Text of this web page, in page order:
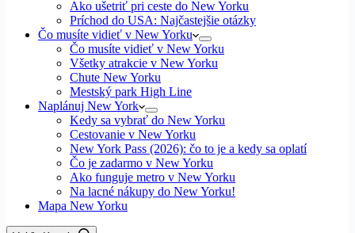
Ako ušetriť pri ceste do New Yorku
Príchod do USA: Najčastejšie otázky
Čo musíte vidieť v New Yorku
Čo musíte vidieť v New Yorku
Všetky atrakcie v New Yorku
Chute New Yorku
Mestský park High Line
Naplánuj New York
Kedy sa vybrať do New Yorku
Cestovanie v New Yorku
New York Pass (2026): čo to je a kedy sa oplatí
Čo je zadarmo v New Yorku
Ako funguje metro v New Yorku
Na lacné nákupy do New Yorku!
Mapa New Yorku